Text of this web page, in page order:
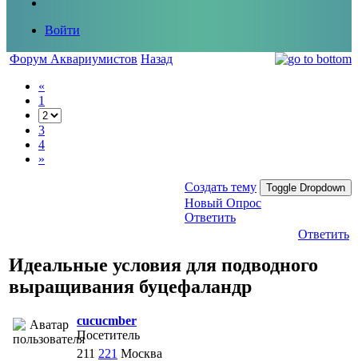
Войти
Форум Аквариумистов Назад
«
1
3
4
»
Создать тему Toggle Dropdown
Новый Опрос
Ответить
Ответить
Идеальные условия для подводного
выращивания буцефаландр
cucucmber
Посетитель
211 221 Москва